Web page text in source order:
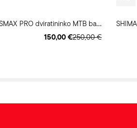
M
AVIC CROSSMAX PRO dviratininko MTB batai
250,00 €
150,00 €